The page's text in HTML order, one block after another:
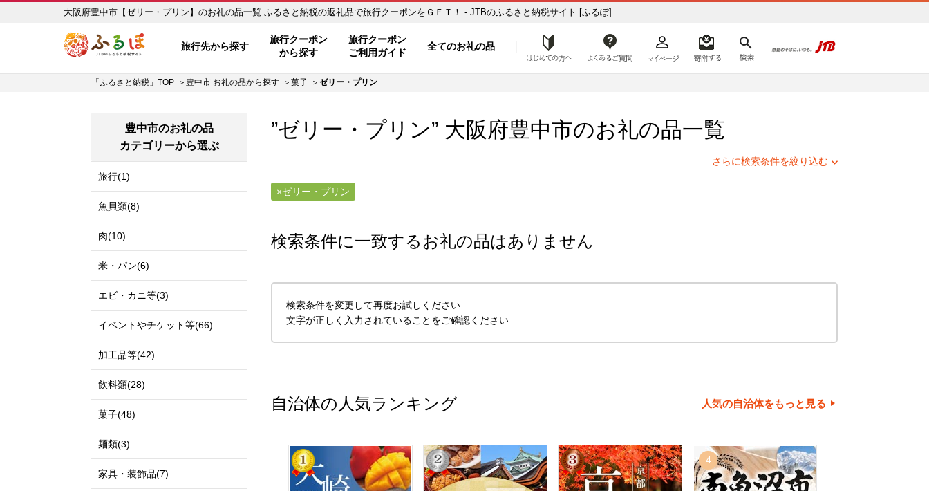
大阪府豊中市【ゼリー・プリン】のお礼の品一覧 ふるさと納税の返礼品で旅行クーポンをＧＥＴ！ - JTBのふるさと納税サイト [ふるぽ]
旅行先から探す
旅行クーポン
から探す
旅行クーポン
ご利用ガイド
全てのお礼の品 はじめての方へ
「ふるさと納税」TOP 豊中市 お礼の品から探す 菓子 ゼリー・プリン
”ゼリー・プリン” 大阪府豊中市のお礼の品一覧
さらに検索条件を絞り込む
ゼリー・プリン
検索条件に一致するお礼の品はありません
検索条件を変更して再度お試しください
文字が正しく入力されていることをご確認ください
自治体の人気ランキング 人気の自治体をもっと見る
12 4
豊中市のお礼の品
カテゴリーから選ぶ
旅行(1)
魚貝類(8)
肉(10)
米・パン(6)
エビ・カニ等(3)
イベントやチケット等(66)
加工品等(42)
飲料類(28)
菓子(48)
麺類(3)
家具・装飾品(7)